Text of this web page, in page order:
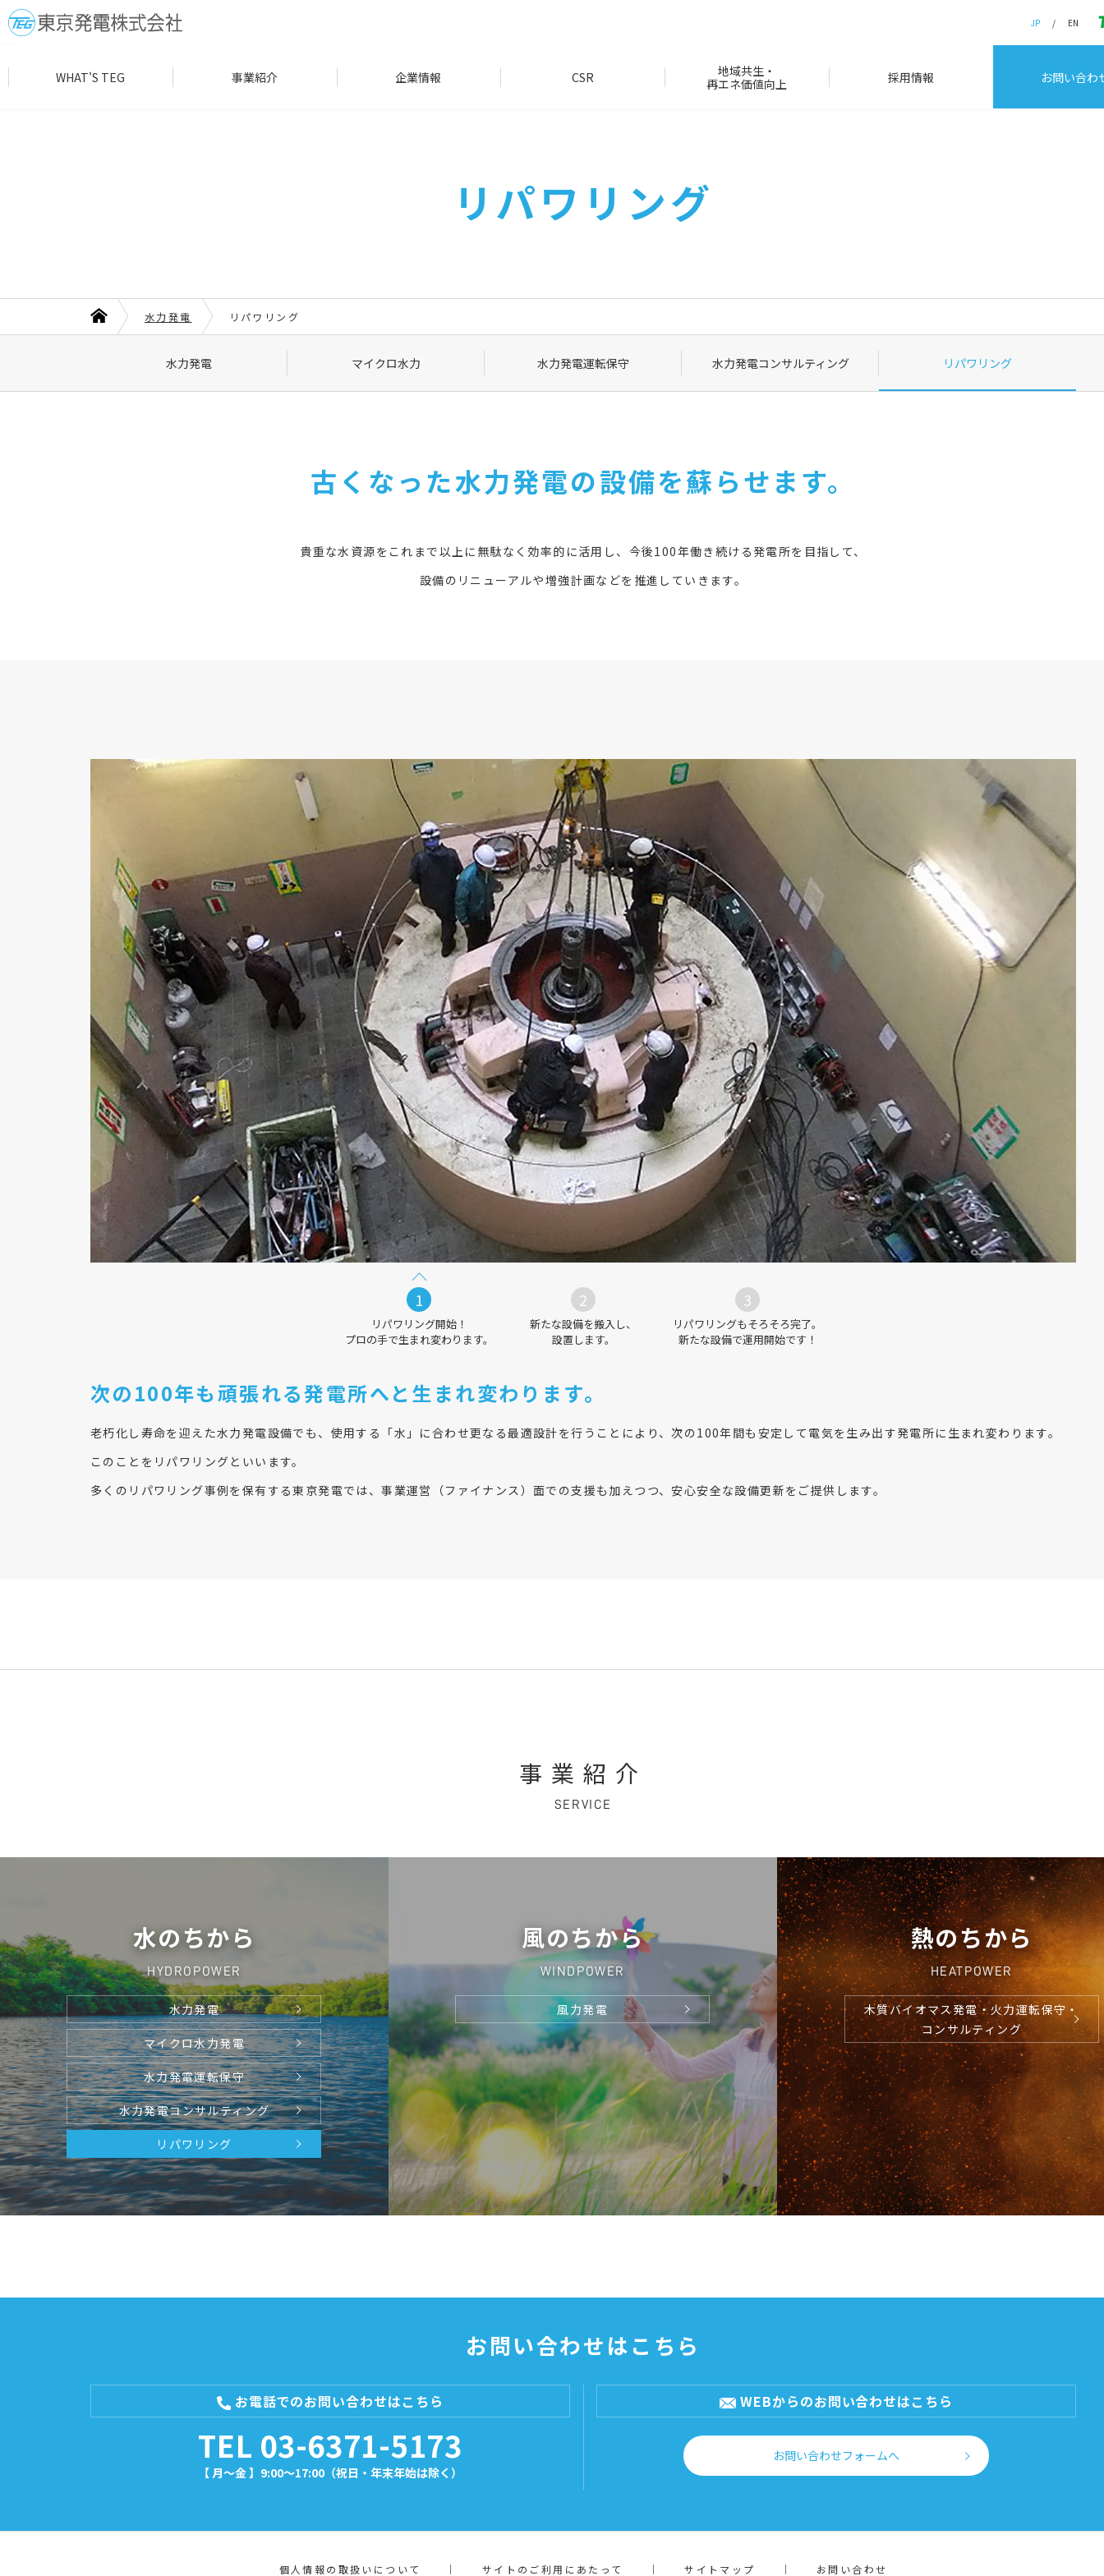
JP EN
WHAT'S TEG 事業紹介 企業情報 CSR
地域共生・
再エネ価値向上
採用情報 お問い合わ
リパワリング
水力発電 リパワリング
水力発電 マイクロ水力 水力発電運転保守 水力発電コンサルティング リパワリング
古くなった水力発電の設備を蘇らせます。
貴重な水資源をこれまで以上に無駄なく効率的に活用し、今後100年働き続ける発電所を目指して、
設備のリニューアルや増強計画などを推進していきます。
1
リパワリング開始！
プロの手で生まれ変わります。
2
新たな設備を搬入し、
設置します。
3
リパワリングもそろそろ完了。
新たな設備で運用開始です！
次の100年も頑張れる発電所へと生まれ変わります。
老朽化し寿命を迎えた水力発電設備でも、使用する「水」に合わせ更なる最適設計を行うことにより、次の100年間も安定して電気を生み出す発電所に生まれ変わります。
このことをリパワリングといいます。
多くのリパワリング事例を保有する東京発電では、事業運営（ファイナンス）面での支援も加えつつ、安心安全な設備更新をご提供します。
事業紹介
SERVICE
水のちから
HYDROPOWER
水力発電
マイクロ水力発電
水力発電運転保守
水力発電コンサルティング
リパワリング
風のちから
WINDPOWER
風力発電
熱のちから
HEATPOWER
木質バイオマス発電・火力運転保守・
コンサルティング
お問い合わせはこちら
お電話でのお問い合わせはこちら
TEL 03-6371-5173
【 月～金 】9:00～17:00（祝日・年末年始は除く）
WEBからのお問い合わせはこちら
お問い合わせフォームへ
個人情報の取扱いについて サイトのご利用にあたって サイトマップ お問い合わせ